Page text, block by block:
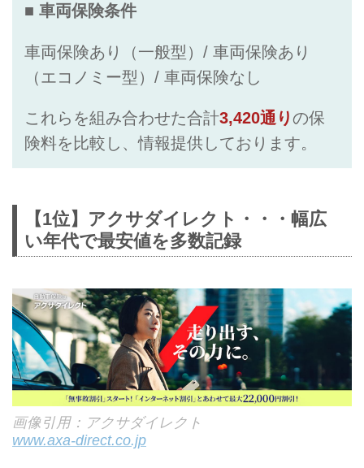
■ 車両保険条件
車両保険あり（一般型）/ 車両保険あり
（エコノミー型）/ 車両保険なし
これらを組み合わせた合計3,420通りの保
険料を比較し、情報提供しております。
【1位】アクサダイレクト・・・幅広
い年代で最安値を多数記録
画像引用：アクサダイレクト
www.axa-direct.co.jp